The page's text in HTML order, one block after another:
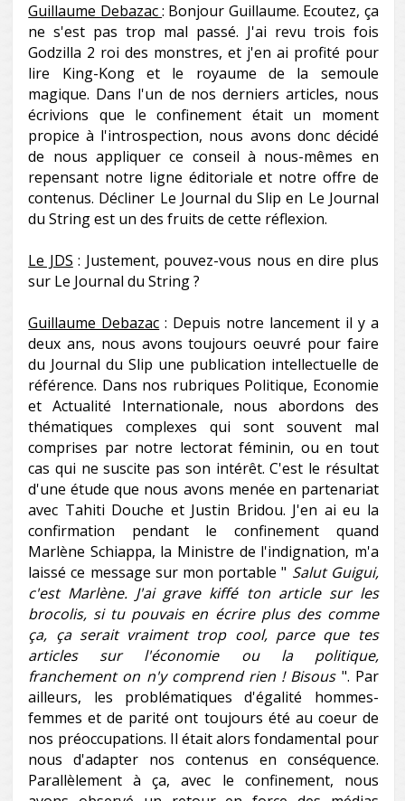
Guillaume Debazac: Bonjour Guillaume. Ecoutez, ça
ne s'est pas trop mal passé. J'ai revu trois fois
Godzilla 2 roi des monstres, et j'en ai profité pour
lire King-Kong et le royaume de la semoule
magique. Dans l'un de nos derniers articles, nous
écrivions que le confinement était un moment
propice à l'introspection, nous avons donc décidé
de nous appliquer ce conseil à nous-mêmes en
repensant notre ligne éditoriale et notre offre de
contenus. Décliner Le Journal du Slip en Le Journal
du String est un des fruits de cette réflexion.
Le JDS : Justement, pouvez-vous nous en dire plus
sur Le Journal du String ?
Guillaume Debazac : Depuis notre lancement il y a
deux ans, nous avons toujours oeuvré pour faire
du Journal du Slip une publication intellectuelle de
référence. Dans nos rubriques Politique, Economie
et Actualité Internationale, nous abordons des
thématiques complexes qui sont souvent mal
comprises par notre lectorat féminin, ou en tout
cas qui ne suscite pas son intérêt. C'est le résultat
d'une étude que nous avons menée en partenariat
avec Tahiti Douche et Justin Bridou. J'en ai eu la
confirmation pendant le confinement quand
Marlène Schiappa, la Ministre de l'indignation, m'a
laissé ce message sur mon portable " Salut Guigui,
c'est Marlène. J'ai grave kiffé ton article sur les
brocolis, si tu pouvais en écrire plus des comme
ça, ça serait vraiment trop cool, parce que tes
articles sur l'économie ou la politique,
franchement on n'y comprend rien ! Bisous". Par
ailleurs, les problématiques d'égalité hommes-
femmes et de parité ont toujours été au coeur de
nos préoccupations. Il était alors fondamental pour
nous d'adapter nos contenus en conséquence.
Parallèlement à ça, avec le confinement, nous